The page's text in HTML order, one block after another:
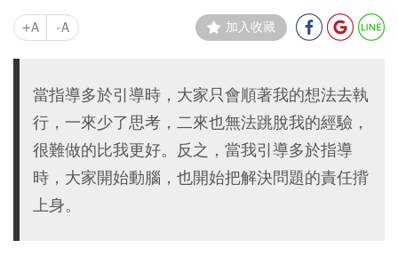
+A -A 加入收藏
當指導多於引導時，大家只會順著我的想法去執
行，一來少了思考，二來也無法跳脫我的經驗，
很難做的比我更好。反之，當我引導多於指導
時，大家開始動腦，也開始把解決問題的責任揹
上身。